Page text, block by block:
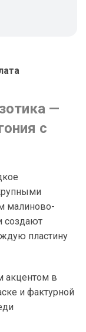
—
с
малиново-
создают
пластину
акцентом в
и фактурной